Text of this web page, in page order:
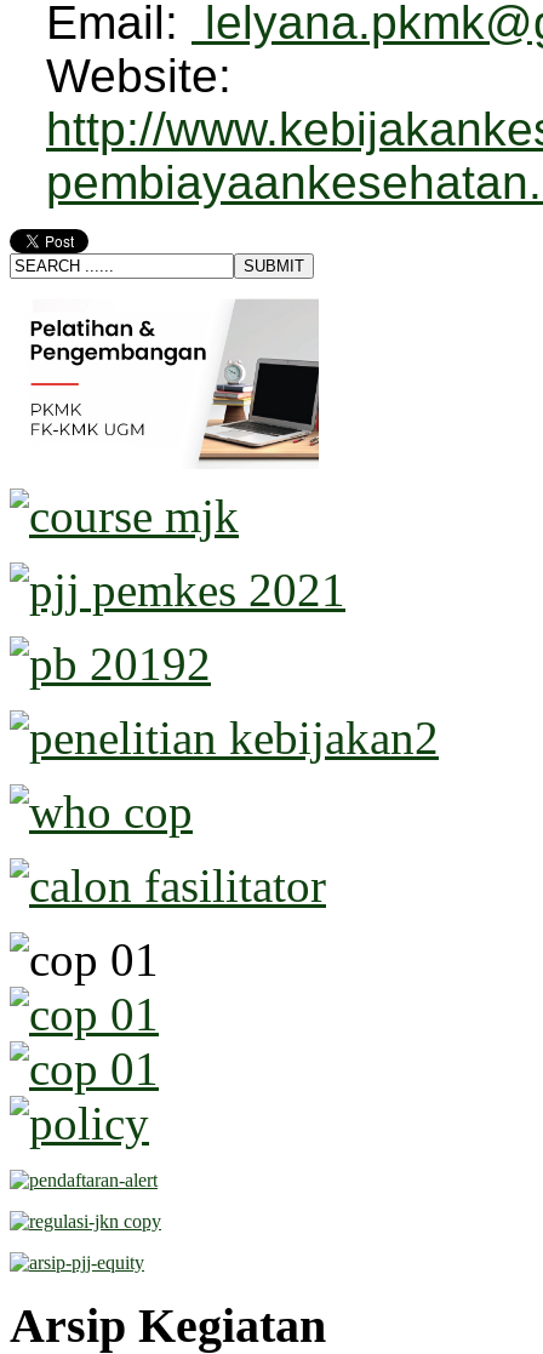
Email:
Website:
http://
Arsip Kegiatan